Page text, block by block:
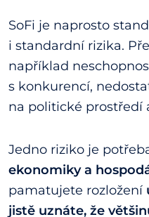
SoFi je naprosto
i standardní rizika.
například
s konkurencí,
na politické prostředí
Jedno riziko je
ekonomiky a
pamatujete rozložení
jistě uznáte, že